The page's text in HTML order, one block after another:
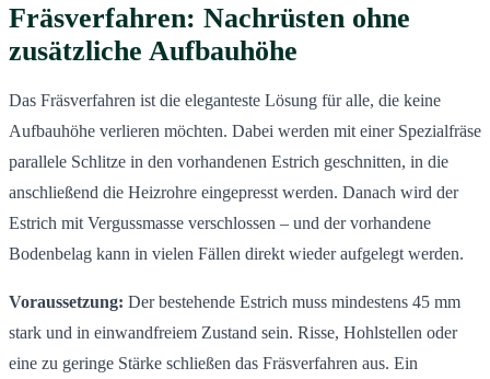
Fräsverfahren: Nachrüsten ohne
zusätzliche Aufbauhöhe
Das Fräsverfahren ist die eleganteste Lösung für alle, die keine
Aufbauhöhe verlieren möchten. Dabei werden mit einer Spezialfräse
parallele Schlitze in den vorhandenen Estrich geschnitten, in die
anschließend die Heizrohre eingepresst werden. Danach wird der
Estrich mit Vergussmasse verschlossen – und der vorhandene
Bodenbelag kann in vielen Fällen direkt wieder aufgelegt werden.
Voraussetzung: Der bestehende Estrich muss mindestens 45 mm
stark und in einwandfreiem Zustand sein. Risse, Hohlstellen oder
eine zu geringe Stärke schließen das Fräsverfahren aus. Ein